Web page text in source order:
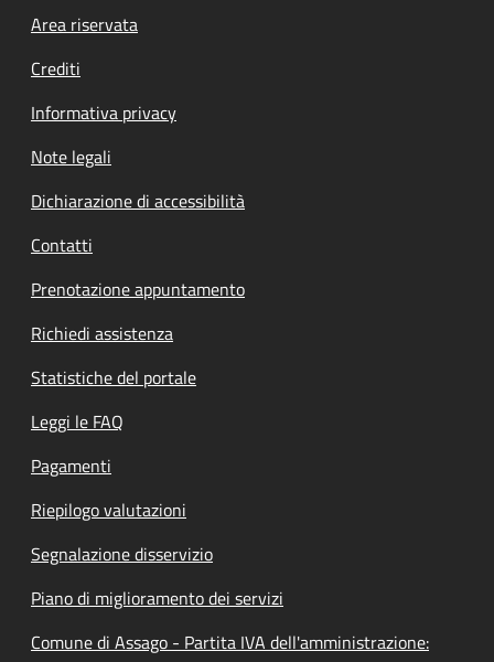
Footer menu
Area riservata
Crediti
Informativa privacy
Note legali
Dichiarazione di accessibilità
Contatti
Prenotazione appuntamento
Richiedi assistenza
Statistiche del portale
Leggi le FAQ
Pagamenti
Riepilogo valutazioni
Segnalazione disservizio
Piano di miglioramento dei servizi
Comune di Assago - Partita IVA dell'amministrazione: